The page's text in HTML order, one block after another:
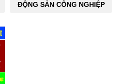
ĐỘNG SẢN CÔNG NGHIỆP